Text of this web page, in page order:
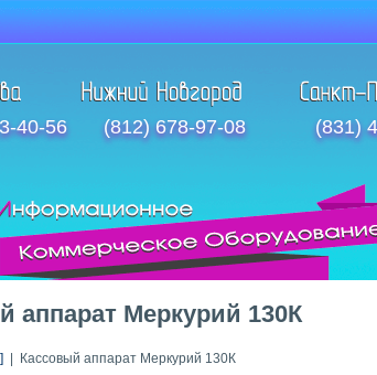
40-56 (812) 678-97-08 (831)
аппарат Меркурий 130К
| Кассовый аппарат Меркурий 130К